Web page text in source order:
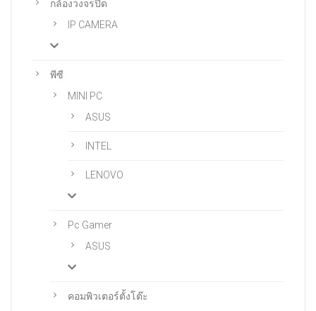
กล้องวงจรปิด
IP CAMERA
พีซี
MINI PC
ASUS
INTEL
LENOVO
Pc Gamer
ASUS
คอมพิวเตอร์ตั้งโต๊ะ